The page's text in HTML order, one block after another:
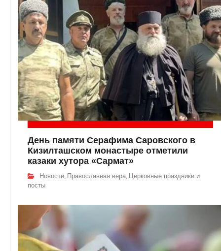
День памяти Серафима Саровского в
Кизилташском монастыре отметили
казаки хутора «Сармат»
Новости, Православная вера, Церковные праздники и
посты